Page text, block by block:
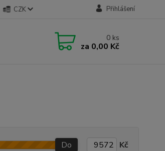
CZK Přihlášení
0 ks
za 0,00 Kč
Do Kč